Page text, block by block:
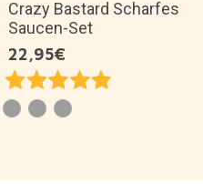
Crazy Bastard Scharfes
Saucen-Set
22,95€